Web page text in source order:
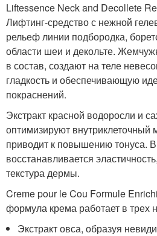
Liftessence Neck and Decollete
Лифтинг-средство с нежной
рельеф линии подбородка,
области шеи и декольте.
в состав, создают на теле
гладкость и обеспечивающую
покраснений.
Экстракт красной водоросли и
оптимизируют внутриклеточный
приводит к повышению тонуса. В
восстанавливается
текстура дермы.
Creme pour le Cou Formule
формула крема работает в трех
Экстракт овса, образуя